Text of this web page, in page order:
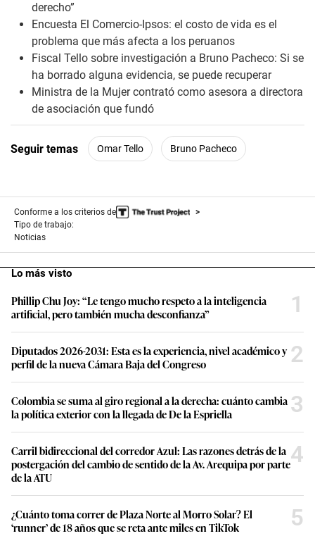
n
s
derecho”
Encuesta El Comercio-Ipsos: el costo de vida es el
problema que más afecta a los peruanos
Fiscal Tello sobre investigación a Bruno Pacheco: Si se
ha borrado alguna evidencia, se puede recuperar
Ministra de la Mujer contrató como asesora a directora
de asociación que fundó
Seguir temas Omar Tello Bruno Pacheco
Conforme a los criterios de
Tipo de trabajo:
Noticias
Lo más visto
Phillip Chu Joy: “Le tengo mucho respeto a la inteligencia
artificial, pero también mucha desconfianza”
1
Diputados 2026-2031: Esta es la experiencia, nivel académico y
perfil de la nueva Cámara Baja del Congreso
2
Colombia se suma al giro regional a la derecha: cuánto cambia
la política exterior con la llegada de De la Espriella
3
Carril bidireccional del corredor Azul: Las razones detrás de la
postergación del cambio de sentido de la Av. Arequipa por parte
de la ATU
4
¿Cuánto toma correr de Plaza Norte al Morro Solar? El
‘runner’ de 18 años que se reta ante miles en TikTok
5